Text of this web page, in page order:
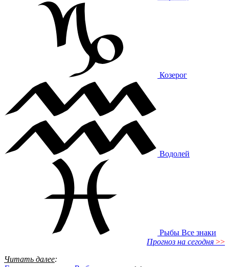
Козерог
Водолей
Рыбы Все знаки
Прогноз на сегодня >>
Читать далее: